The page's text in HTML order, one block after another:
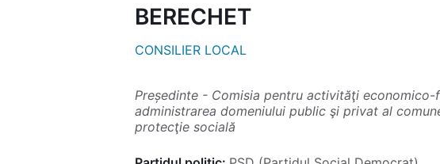
BERECHET
CONSILIER LOCAL
președinte - Comisia pentru activităţi economico-financiare, agricultură,
administrarea domeniului public şi privat al
protecţie socială